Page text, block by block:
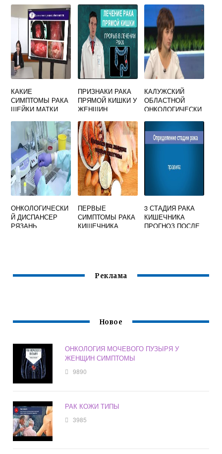
КАКИЕ
СИМПТОМЫ РАКА
ШЕЙКИ МАТКИ
ПРИЗНАКИ РАКА
ПРЯМОЙ КИШКИ У
ЖЕНЩИН
КАЛУЖСКИЙ
ОБЛАСТНОЙ
ОНКОЛОГИЧЕСКИ
ОНКОЛОГИЧЕСКИ
Й ДИСПАНСЕР
РЯЗАНЬ
ПЕРВЫЕ
СИМПТОМЫ РАКА
КИШЕЧНИКА
3 СТАДИЯ РАКА
КИШЕЧНИКА
ПРОГНОЗ ПОСЛЕ
Реклама
Новое
ОНКОЛОГИЯ МОЧЕВОГО ПУЗЫРЯ У
ЖЕНЩИН СИМПТОМЫ
9890
РАК КОЖИ ТИПЫ
3985